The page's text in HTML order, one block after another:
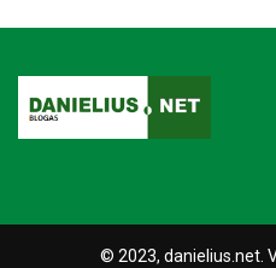
© 2023, danielius.net.